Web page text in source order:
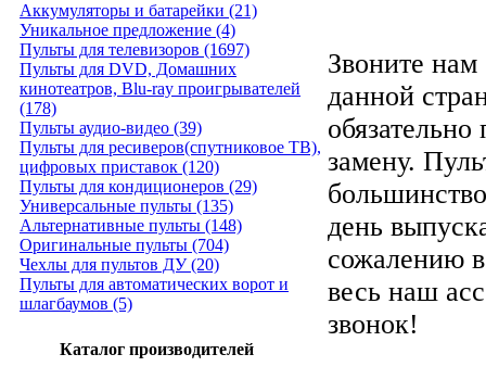
Аккумуляторы и батарейки (21)
Уникальное предложение (4)
Пульты для телевизоров (1697)
Пульты для DVD, Домашних
кинотеатров, Blu-ray проигрывателей
(178)
Пульты аудио-видео (39)
Пульты для ресиверов(спутниковое ТВ),
цифровых приставок (120)
Пульты для кондиционеров (29)
Универсальные пульты (135)
Альтернативные пульты (148)
Оригинальные пульты (704)
Чехлы для пультов ДУ (20)
Пульты для автоматических ворот и
шлагбаумов (5)
Каталог производителей
Звоните нам
данной
замену.
день
сожалению
весь наш
звонок!